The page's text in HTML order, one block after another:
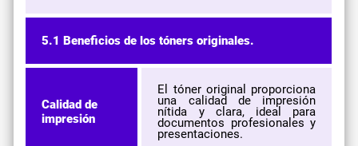
5.1 Beneficios de los tóners originales.
Calidad de
impresión
El tóner original proporciona
una calidad de impresión
nítida y clara, ideal para
documentos profesionales y
presentaciones.